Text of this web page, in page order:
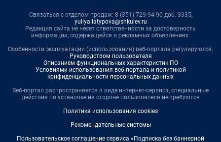
Связаться с отделом продаж: 8 (351) 729-94-90 доб. 3335,
yuliya.latypova@shkulev.ru
Редакция сайта не несет ответственности за достоверность
информации, содержащейся в рекламных объявлениях.
Особенности эксплуатации (использования) веб-портала регулируются:
Руководством пользователя
Описанием функциональных характеристик ПО
Условиями использования веб-портала и политикой
конфиденциальности персональных данных
Веб-портал распространяется в виде интернет-сервиса, специальные
действия по установке на стороне пользователя не требуются
Политика использования cookies
Рекомендательные системы
Пользовательское соглашение сервиса «Подписка без баннерной